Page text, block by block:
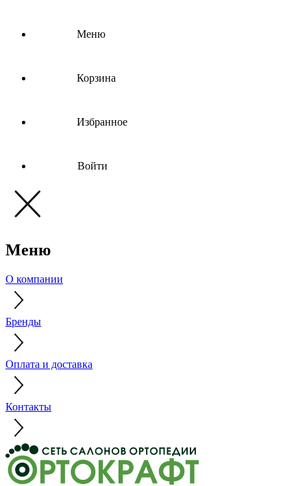
Меню
Корзина
Избранное
Войти
Меню
О компании
Бренды
Оплата и доставка
Контакты